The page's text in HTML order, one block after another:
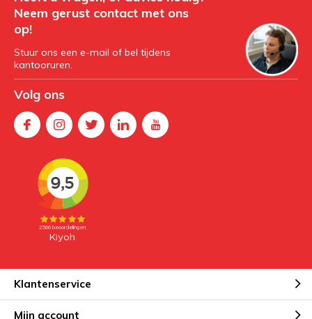
Neem gerust contact met ons
op!
Stuur ons een e-mail of bel tijdens
kantooruren.
Volg ons
Klantenservice
Mijn account